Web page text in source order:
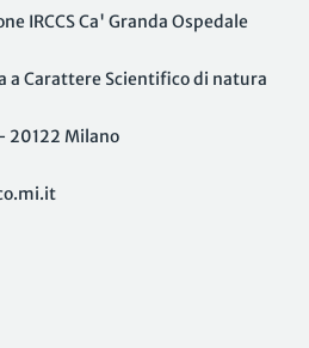
IRCCS Ca' Granda Ospedale
a Carattere Scientifico di natura
20122 Milano